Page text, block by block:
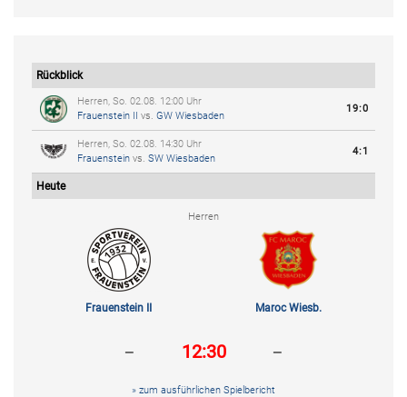
Rückblick
Herren, So. 02.08. 12:00 Uhr
Frauenstein II vs. GW Wiesbaden
19:0
Herren, So. 02.08. 14:30 Uhr
Frauenstein vs. SW Wiesbaden
4:1
Heute
Herren
Frauenstein II Maroc Wiesb.
- 12:30 -
» zum ausführlichen Spielbericht